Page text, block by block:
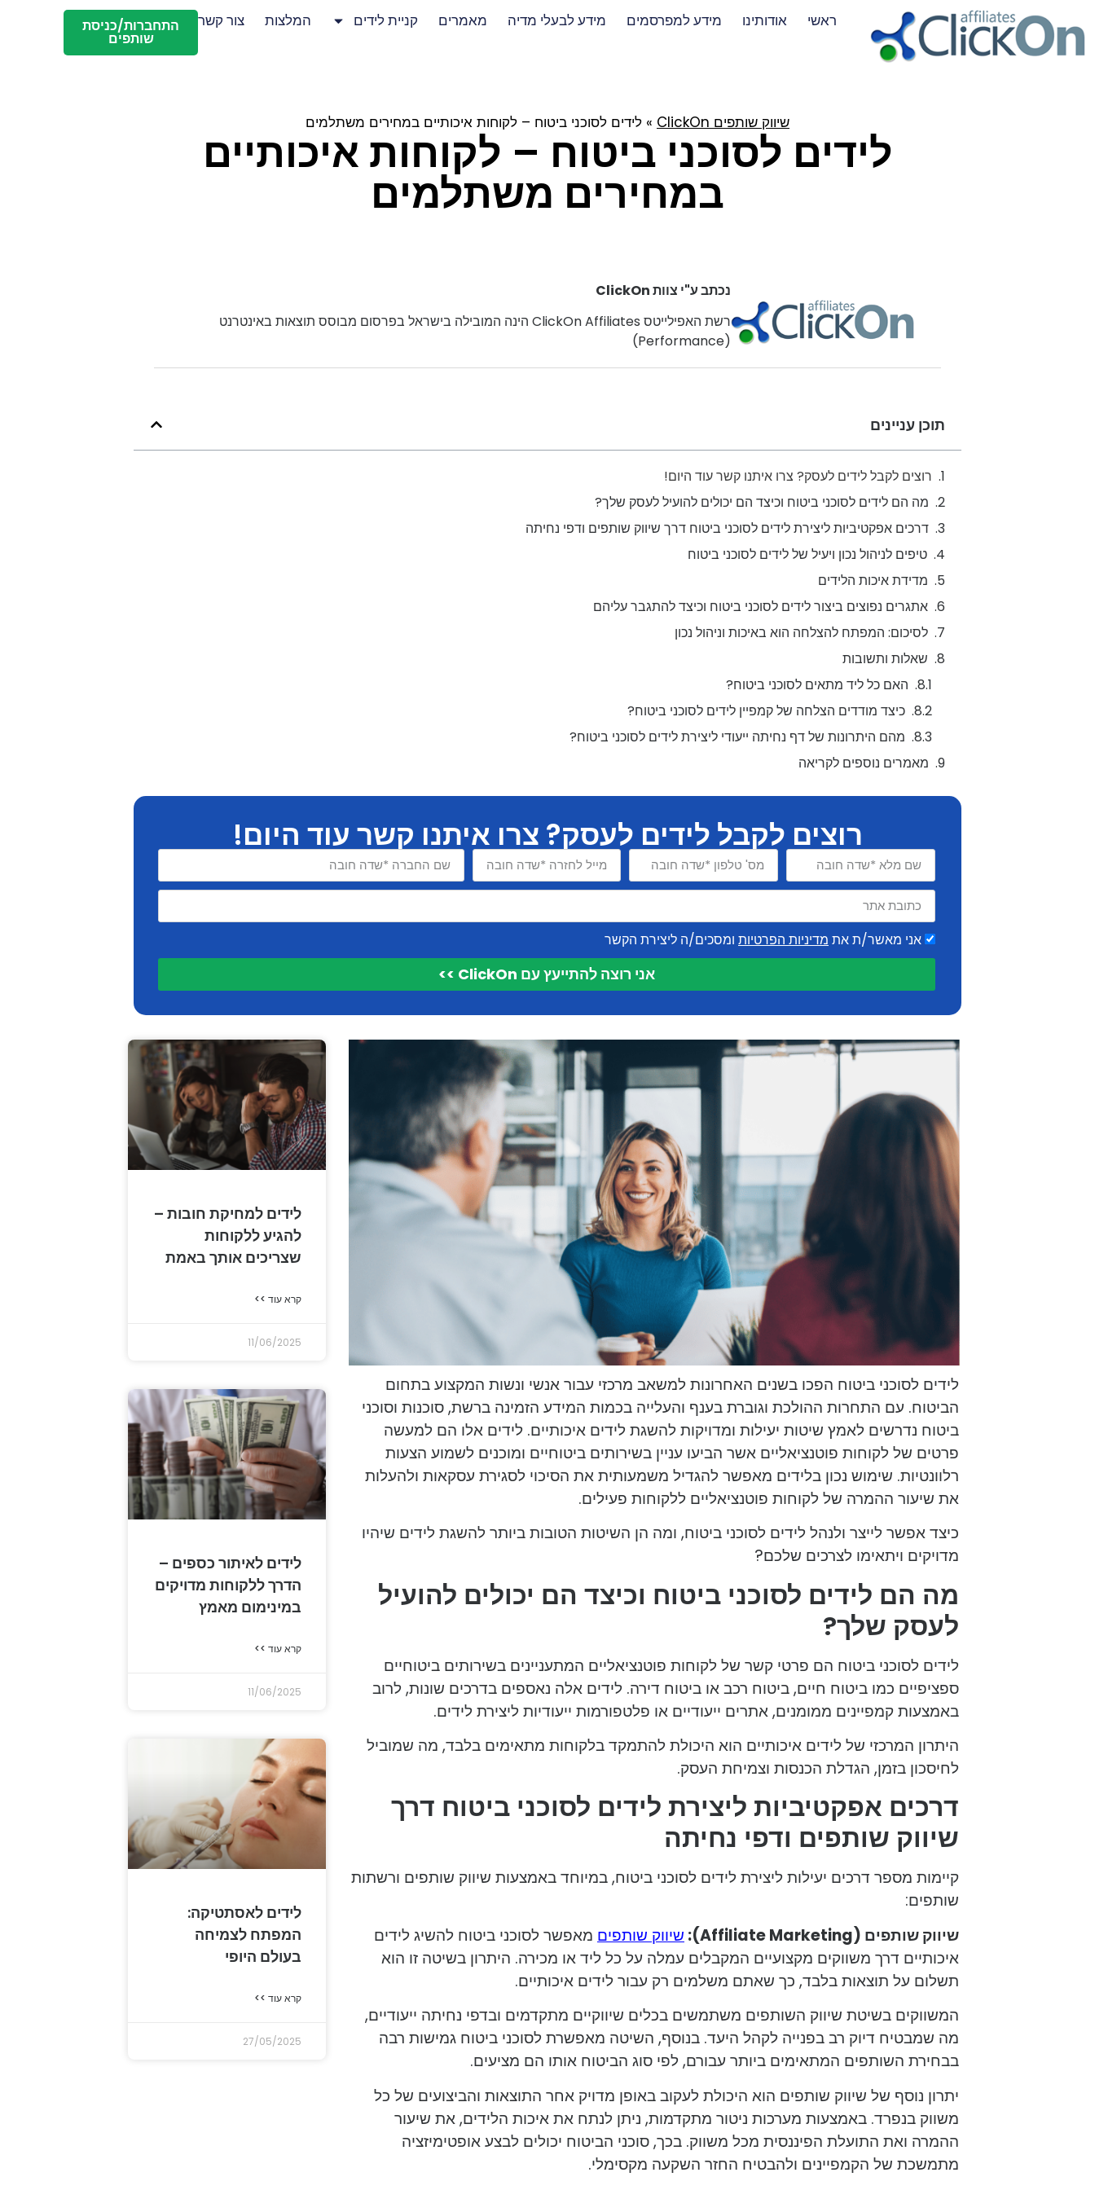
ראשי אודותינו מידע למפרסמים מידע לבעלי מדיה מאמרים קניית לידים המלצות צור קשר התחברות/כניסת
שותפים
שיווק שותפים ClickOn » לידים לסוכני ביטוח – לקוחות איכותיים במחירים משתלמים
לידים לסוכני ביטוח – לקוחות איכותיים
במחירים משתלמים
נכתב ע"י צוות ClickOn
רשת האפילייטס ClickOn Affiliates הינה המובילה בישראל בפרסום מבוסס תוצאות באינטרנט
(Performance)
תוכן עניינים
רוצים לקבל לידים לעסק? צרו איתנו קשר עוד היום!
מה הם לידים לסוכני ביטוח וכיצד הם יכולים להועיל לעסק שלך?
דרכים אפקטיביות ליצירת לידים לסוכני ביטוח דרך שיווק שותפים ודפי נחיתה
טיפים לניהול נכון ויעיל של לידים לסוכני ביטוח
מדידת איכות הלידים
אתגרים נפוצים ביצור לידים לסוכני ביטוח וכיצד להתגבר עליהם
לסיכום: המפתח להצלחה הוא באיכות וניהול נכון
שאלות ותשובות
האם כל ליד מתאים לסוכני ביטוח?
כיצד מודדים הצלחה של קמפיין לידים לסוכני ביטוח?
מהם היתרונות של דף נחיתה ייעודי ליצירת לידים לסוכני ביטוח?
מאמרים נוספים לקריאה
רוצים לקבל לידים לעסק? צרו איתנו קשר עוד היום!
אני מאשר/ת את מדיניות הפרטיות ומסכים/ה ליצירת הקשר
אני רוצה להתייעץ עם ClickOn >>
לידים לסוכני ביטוח הפכו בשנים האחרונות למשאב מרכזי עבור אנשי ונשות המקצוע בתחום
הביטוח. עם התחרות ההולכת וגוברת בענף והעלייה בכמות המידע הזמינה ברשת, סוכנות וסוכני
ביטוח נדרשים לאמץ שיטות יעילות ומדויקות להשגת לידים איכותיים. לידים אלו הם למעשה
פרטים של לקוחות פוטנציאליים אשר הביעו עניין בשירותים ביטוחיים ומוכנים לשמוע הצעות
רלוונטיות. שימוש נכון בלידים מאפשר להגדיל משמעותית את הסיכוי לסגירת עסקאות ולהעלות
את שיעור ההמרה של לקוחות פוטנציאליים ללקוחות פעילים.
כיצד אפשר לייצר ולנהל לידים לסוכני ביטוח, ומה הן השיטות הטובות ביותר להשגת לידים שיהיו
מדויקים ויתאימו לצרכים שלכם?
מה הם לידים לסוכני ביטוח וכיצד הם יכולים להועיל
לעסק שלך?
לידים לסוכני ביטוח הם פרטי קשר של לקוחות פוטנציאליים המתעניינים בשירותים ביטוחיים
ספציפיים כמו ביטוח חיים, ביטוח רכב או ביטוח דירה. לידים אלה נאספים בדרכים שונות, לרוב
באמצעות קמפיינים ממומנים, אתרים ייעודיים או פלטפורמות ייעודיות ליצירת לידים.
היתרון המרכזי של לידים איכותיים הוא היכולת להתמקד בלקוחות מתאימים בלבד, מה שמוביל
לחיסכון בזמן, הגדלת הכנסות וצמיחת העסק.
דרכים אפקטיביות ליצירת לידים לסוכני ביטוח דרך
שיווק שותפים ודפי נחיתה
קיימות מספר דרכים יעילות ליצירת לידים לסוכני ביטוח, במיוחד באמצעות שיווק שותפים ורשתות
שותפים:
שיווק שותפים (Affiliate Marketing):
שיווק שותפים מאפשר לסוכני ביטוח להשיג לידים
איכותיים דרך משווקים מקצועיים המקבלים עמלה על כל ליד או מכירה. היתרון בשיטה זו הוא
תשלום על תוצאות בלבד, כך שאתם משלמים רק עבור לידים איכותיים.
המשווקים בשיטת שיווק השותפים משתמשים בכלים שיווקיים מתקדמים ובדפי נחיתה ייעודיים,
מה שמבטיח דיוק רב בפנייה לקהל היעד. בנוסף, השיטה מאפשרת לסוכני ביטוח גמישות רבה
בבחירת השותפים המתאימים ביותר עבורם, לפי סוג הביטוח אותו הם מציעים.
יתרון נוסף של שיווק שותפים הוא היכולת לעקוב באופן מדויק אחר התוצאות והביצועים של כל
משווק בנפרד. באמצעות מערכות ניטור מתקדמות, ניתן לנתח את איכות הלידים, את שיעור
ההמרה ואת התועלת הפיננסית מכל משווק. בכך, סוכני הביטוח יכולים לבצע אופטימיזציה
מתמשכת של הקמפיינים ולהבטיח החזר השקעה מקסימלי.
לידים למחיקת חובות –
להגיע ללקוחות
שצריכים אותך באמת
קרא עוד >>
11/06/2025
לידים לאיתור כספים –
הדרך ללקוחות מדויקים
במינימום מאמץ
קרא עוד >>
11/06/2025
לידים לאסתטיקה:
המפתח לצמיחה
בעולם היופי
קרא עוד >>
27/05/2025